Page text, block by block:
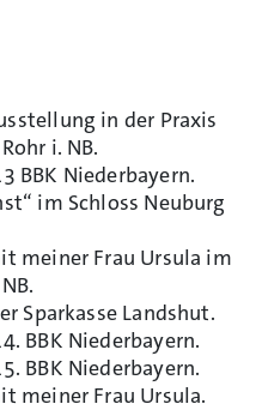
in der Praxis
i. NB.
BBK Niederbayern.
im Schloss Neuburg
meiner Frau Ursula im
Sparkasse Landshut.
BBK Niederbayern.
BBK Niederbayern.
meiner Frau Ursula.